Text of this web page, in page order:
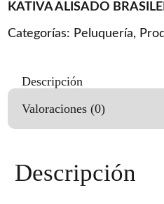
KATIVA ALISADO
Categorías: Peluquería,
Descripción
Valoraciones (0)
Descripción